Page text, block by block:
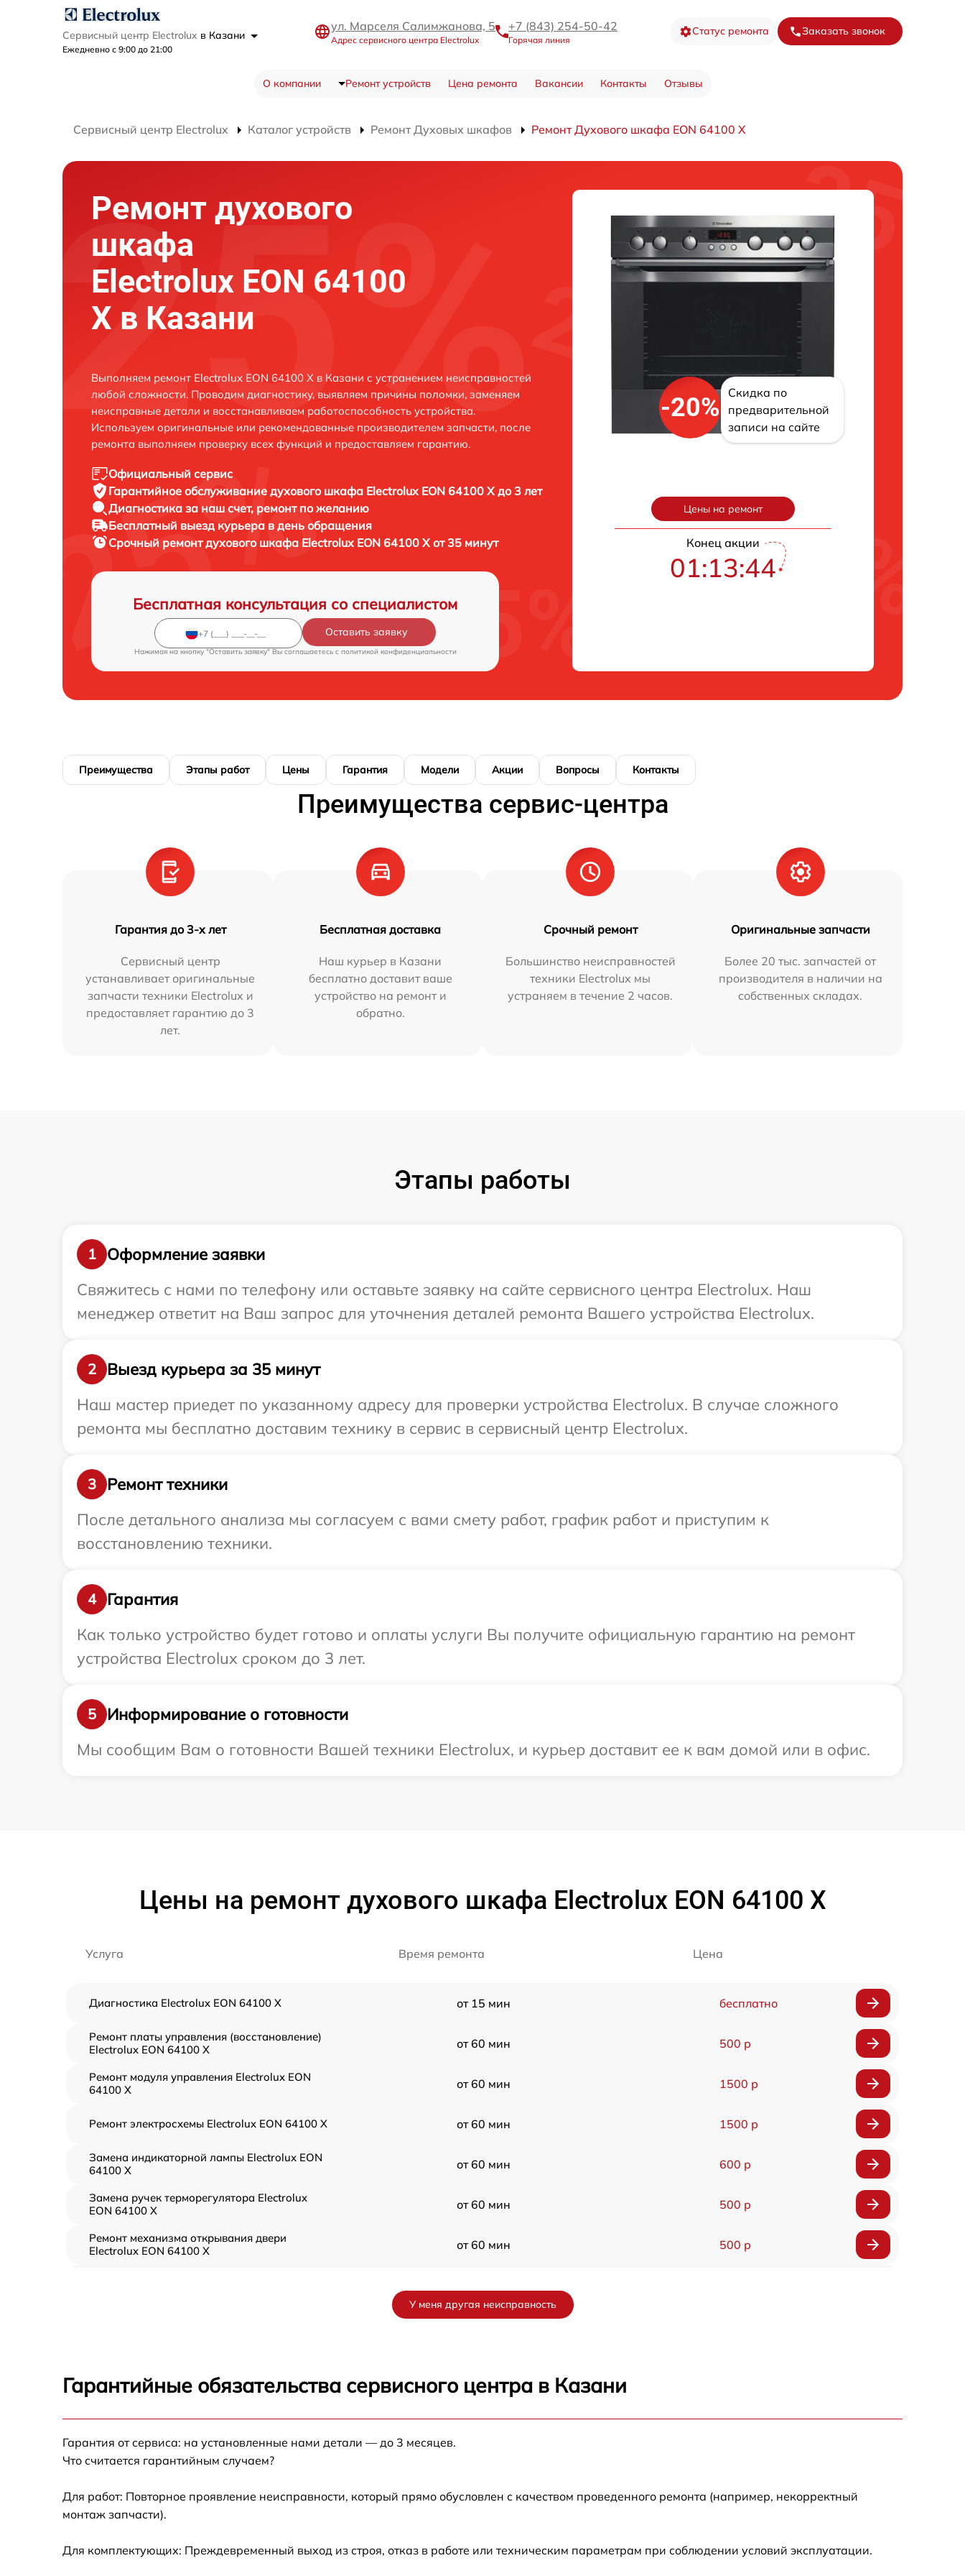
Сервисный центр Electrolux в Казани
Ежедневно с 9:00 до 21:00
ул. Марселя Салимжанова, 5
Адрес сервисного центра Electrolux
+7 (843) 254-50-42
Горячая линия
Статус ремонта Заказать звонок
О компании Ремонт устройств Цена ремонта Вакансии Контакты Отзывы
Сервисный центр Electrolux Каталог устройств Ремонт Духовых шкафов Ремонт Духового шкафа EON 64100 X
Ремонт духового
шкафа
Electrolux EON 64100
X в Казани
Выполняем ремонт Electrolux EON 64100 X в Казани с устранением неисправностей
любой сложности. Проводим диагностику, выявляем причины поломки, заменяем
неисправные детали и восстанавливаем работоспособность устройства.
Используем оригинальные или рекомендованные производителем запчасти, после
ремонта выполняем проверку всех функций и предоставляем гарантию.
Официальный сервис
Гарантийное обслуживание духового шкафа Electrolux EON 64100 X до 3 лет
Диагностика за наш счет, ремонт по желанию
Бесплатный выезд курьера в день обращения
Срочный ремонтдухового шкафа Electrolux EON 64100 X от 35 минут
Бесплатная консультация со специалистом
Оставить заявку
Нажимая на кнопку "Оставить заявку" Вы соглашаетесь c политикой конфиденциальности
-20%
Скидка по
предварительной
записи на сайте
Цены на ремонт
Конец акции
01:13:43
Преимущества Этапы работ Цены Гарантия Модели Акции Вопросы Контакты
Преимущества сервис-центра
Гарантия до 3-х лет
Сервисный центр
устанавливает оригинальные
запчасти техники Electrolux и
предоставляет гарантию до 3
лет.
Бесплатная доставка
Наш курьер в Казани
бесплатно доставит ваше
устройство на ремонт и
обратно.
Срочный ремонт
Большинство неисправностей
техники Electrolux мы
устраняем в течение 2 часов.
Оригинальные запчасти
Более 20 тыс. запчастей от
производителя в наличии на
собственных складах.
Этапы работы
1
Оформление заявки
Свяжитесь с нами по телефону или оставьте заявку на сайте сервисного центра Electrolux. Наш
менеджер ответит на Ваш запрос для уточнения деталей ремонта Вашего устройства Electrolux.
2
Выезд курьера за 35 минут
Наш мастер приедет по указанному адресу для проверки устройства Electrolux. В случае сложного
ремонта мы бесплатно доставим технику в сервис в сервисный центр Electrolux.
3
Ремонт техники
После детального анализа мы согласуем с вами смету работ, график работ и приступим к
восстановлению техники.
4
Гарантия
Как только устройство будет готово и оплаты услуги Вы получите официальную гарантию на ремонт
устройства Electrolux сроком до 3 лет.
5
Информирование о готовности
Мы сообщим Вам о готовности Вашей техники Electrolux, и курьер доставит ее к вам домой или в офис.
Цены на ремонт духового шкафа Electrolux EON 64100 X
Услуга Время ремонта Цена
Диагностика Electrolux EON 64100 X от 15 мин бесплатно
Ремонт платы управления (восстановление)
Electrolux EON 64100 X
от 60 мин 500 р
Ремонт модуля управления Electrolux EON
64100 X
от 60 мин 1500 р
Ремонт электросхемы Electrolux EON 64100 X от 60 мин 1500 р
Замена индикаторной лампы Electrolux EON
64100 X
от 60 мин 600 р
Замена ручек терморегулятора Electrolux
EON 64100 X
от 60 мин 500 р
Ремонт механизма открывания двери
Electrolux EON 64100 X
от 60 мин 500 р
Замена термодатчика Electrolux EON 64100 X
64100 X
У меня другая неисправность
Гарантийные обязательства сервисного центра в Казани
Гарантия от сервиса: на установленные нами детали — до 3 месяцев.
Что считается гарантийным случаем?
Для работ: Повторное проявление неисправности, который прямо обусловлен с качеством проведенного ремонта (например, некорректный
монтаж запчасти).
Для комплектующих: Преждевременный выход из строя, отказ в работе или техническим параметрам при соблюдении условий эксплуатации.